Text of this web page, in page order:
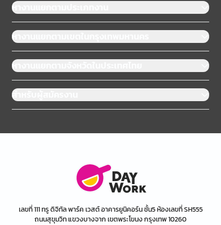
หางานแยกตามประเภทงาน
หางานแยกตามเขตในกรุงเทพมหานคร
หางานแยกตามจังหวัดในประเทศไทย
สำหรับผู้สมัครงาน
เลขที่ 111 ทรู ดิจิทัล พาร์ค เวสต์ อาคารยูนิคอร์น ชั้น5 ห้องเลขที่ SH555
ถนนสุขุมวิท แขวงบางจาก เขตพระโขนง กรุงเทพ 10260